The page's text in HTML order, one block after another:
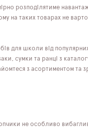
розподілятиме
на таких товарах не варто
для школи від
сумки та ранці з
з асортиментом та
не особливо